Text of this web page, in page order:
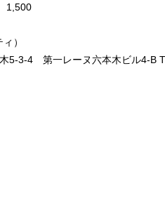
1,500
）
5-3-4 第一レーヌ六本木ビル4-B